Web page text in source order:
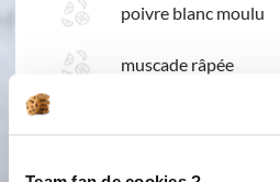
poivre blanc moulu
muscade râpée